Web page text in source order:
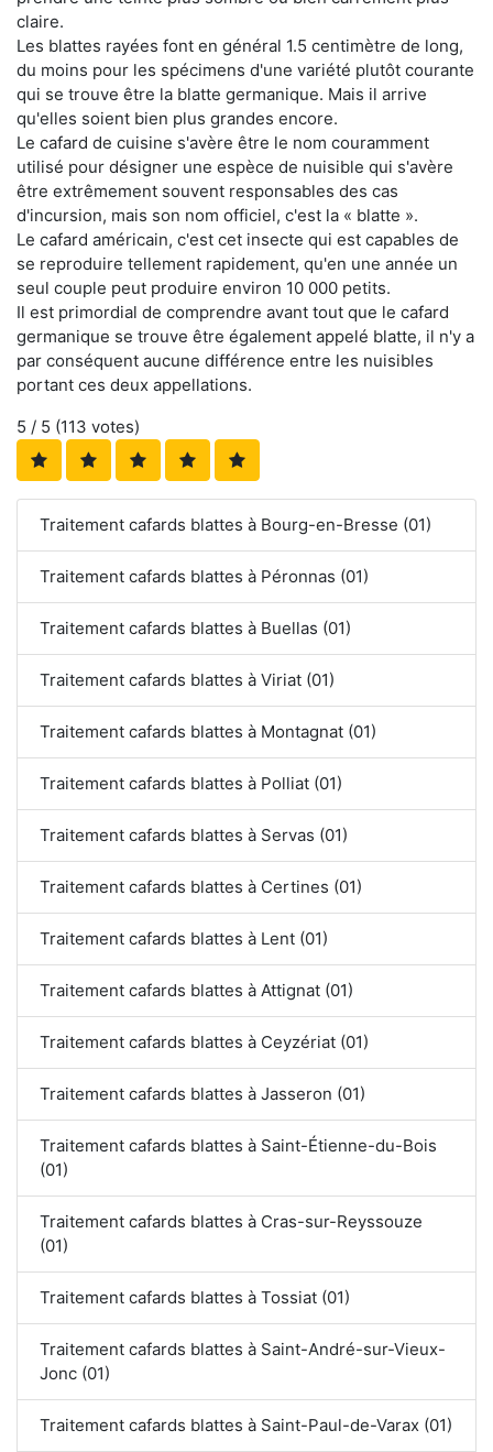
claire.
Les blattes rayées font en général 1.5 centimètre de long,
du moins pour les spécimens d'une variété plutôt courante
qui se trouve être la blatte germanique. Mais il arrive
qu'elles soient bien plus grandes encore.
Le cafard de cuisine s'avère être le nom couramment
utilisé pour désigner une espèce de nuisible qui s'avère
être extrêmement souvent responsables des cas
d'incursion, mais son nom officiel, c'est la « blatte ».
Le cafard américain, c'est cet insecte qui est capables de
se reproduire tellement rapidement, qu'en une année un
seul couple peut produire environ 10 000 petits.
Il est primordial de comprendre avant tout que le cafard
germanique se trouve être également appelé blatte, il n'y a
par conséquent aucune différence entre les nuisibles
portant ces deux appellations.
5 / 5 (113 votes)
Traitement cafards blattes à Bourg-en-Bresse (01)
Traitement cafards blattes à Péronnas (01)
Traitement cafards blattes à Buellas (01)
Traitement cafards blattes à Viriat (01)
Traitement cafards blattes à Montagnat (01)
Traitement cafards blattes à Polliat (01)
Traitement cafards blattes à Servas (01)
Traitement cafards blattes à Certines (01)
Traitement cafards blattes à Lent (01)
Traitement cafards blattes à Attignat (01)
Traitement cafards blattes à Ceyzériat (01)
Traitement cafards blattes à Jasseron (01)
Traitement cafards blattes à Saint-Étienne-du-Bois
(01)
Traitement cafards blattes à Cras-sur-Reyssouze
(01)
Traitement cafards blattes à Tossiat (01)
Traitement cafards blattes à Saint-André-sur-Vieux-
Jonc (01)
Traitement cafards blattes à Saint-Paul-de-Varax (01)